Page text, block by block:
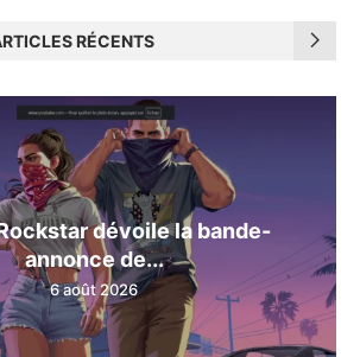
RÉCENTS
dévoile la bande-
annonce de...
6 août 2026